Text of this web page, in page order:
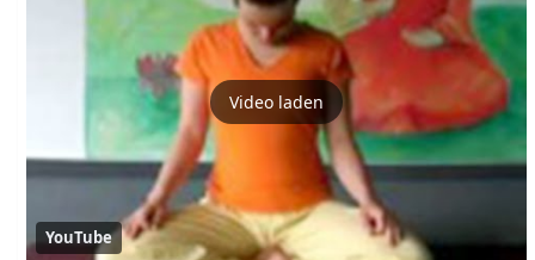
Video laden
YouTube